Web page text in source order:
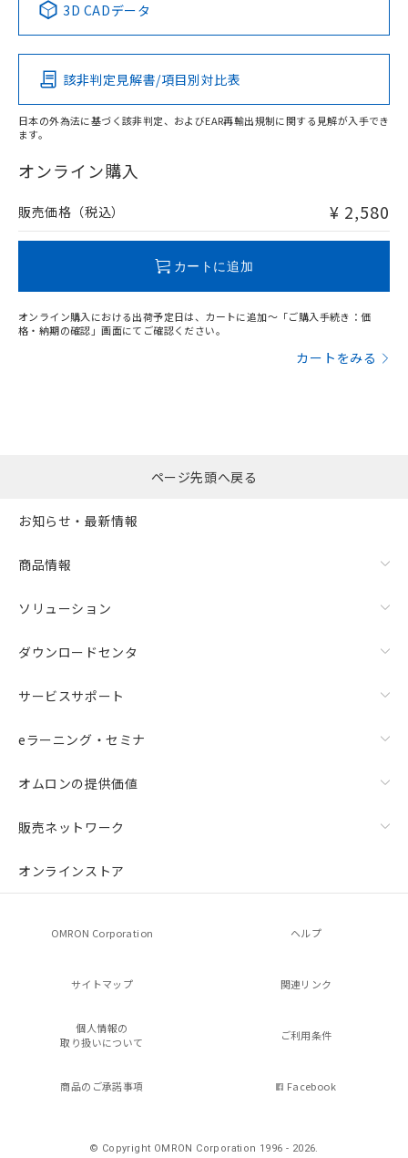
Pb Hg Cd Cr(VI)
O
在庫等で未対応品が混在する可能性があります。
問い合わせください。
この製品の規格認証/適合状況ページへ
その他の認証はこちらのページからご検索ください
3D CADデータ
該非判定見解書/項目別対比表
日本の外為法に基づく該非判定、およびEAR再輸出規制に関する見解が入手でき
ます。
オンライン購入
販売価格（税込） ¥ 2,580
カートに追加
オンライン購入における出荷予定日は、カートに追加～「ご購入手続き：価
格・納期の確認」画面にてご確認ください。
カートをみる
ページ先頭へ戻る
お知らせ・最新情報
商品情報
ソリューション
ダウンロードセンタ
サービスサポート
eラーニング・セミナ
オムロンの提供価値
販売ネットワーク
オンラインストア
OMRON Corporation ヘルプ
サイトマップ 関連リンク
個人情報の
取り扱いについて
ご利用条件
商品のご承諾事項 Facebook
© Copyright OMRON Corporation 1996 - 2026.